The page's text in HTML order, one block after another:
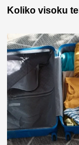
Koliko visoku